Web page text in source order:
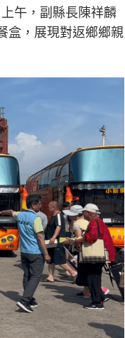
午，副縣長陳祥麟
盒，展現對返鄉鄉親